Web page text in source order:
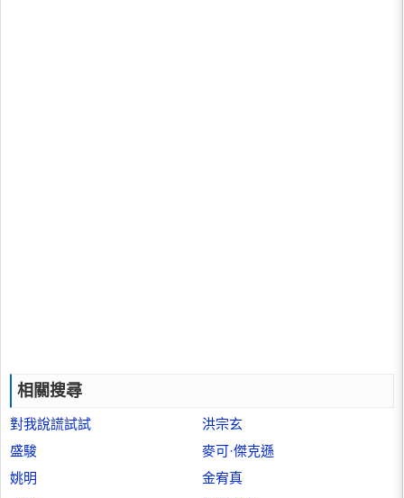
相關搜尋
對我說謊試試
洪宗玄
盛駿
麥可·傑克遜
姚明
金宥真